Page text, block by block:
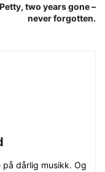
two years gone –
never forgotten.
dårlig musikk. Og